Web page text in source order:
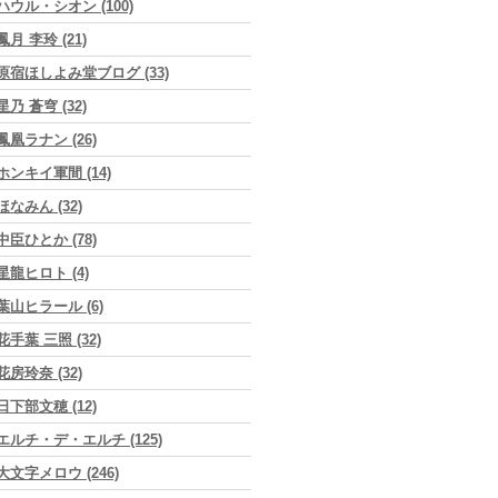
ウル・シオン (100)
月 李玲 (21)
宿ほしよみ堂ブログ (33)
乃 蒼穹 (32)
凰ラナン (26)
ンキイ軍間 (14)
なみん (32)
臣ひとか (78)
龍ヒロト (4)
山ヒラール (6)
手葉 三照 (32)
房玲奈 (32)
日下部文穂 (12)
ルチ・デ・エルチ (125)
文字メロウ (246)